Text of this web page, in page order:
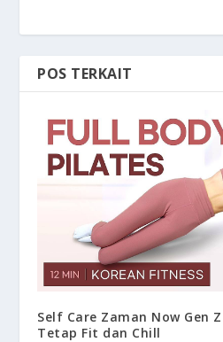
POS TERKAIT
Self Care Zaman Now Gen
Tetap Fit dan Chill